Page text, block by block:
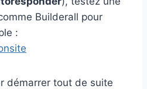
Builderall pour
:
démarrer tout de suite